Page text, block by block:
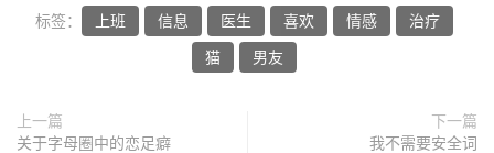
标签： 上班 信息 医生 喜欢 情感 治疗
猫 男友
上一篇
关于字母圈中的恋足癖
下一篇
我不需要安全词